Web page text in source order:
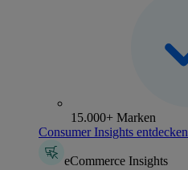
15.000+ Marken
Consumer Insights entdecken
eCommerce Insights